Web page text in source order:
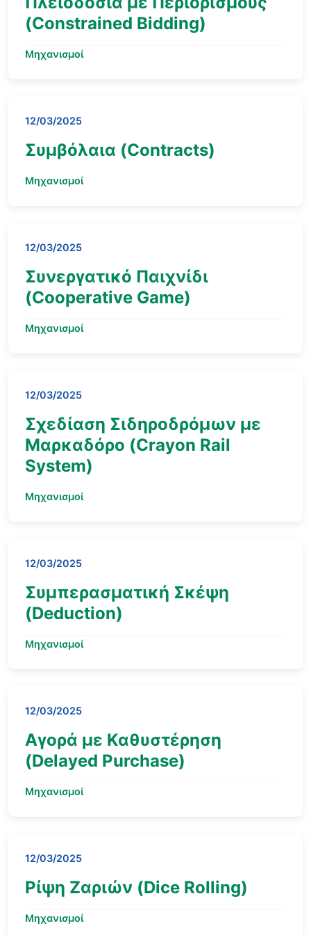
(Constrained Bidding)
Μηχανισμοί
12/03/2025
Συμβόλαια (Contracts)
Μηχανισμοί
12/03/2025
Συνεργατικό Παιχνίδι
(Cooperative Game)
Μηχανισμοί
12/03/2025
Σχεδίαση Σιδηροδρόμων με
Μαρκαδόρο (Crayon Rail
System)
Μηχανισμοί
12/03/2025
Συμπερασματική Σκέψη
(Deduction)
Μηχανισμοί
12/03/2025
Αγορά με Καθυστέρηση
(Delayed Purchase)
Μηχανισμοί
12/03/2025
Ρίψη Ζαριών (Dice Rolling)
Μηχανισμοί